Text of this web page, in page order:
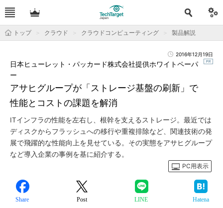
トップ クラウド クラウドコンピューティング 製品解説
2016年12月19日
アサヒグループが「ストレージ基盤の刷新」で
性能とコストの課題を解消
日本ヒューレット・パッカード株式会社提供ホワイトペーパ
ー
ITインフラの性能を左右し、根幹を支えるストレージ。最近では
ディスクからフラッシュへの移行や重複排除など、関連技術の発
展で飛躍的な性能向上を見せている。その実態をアサヒグループ
など導入企業の事例を基に紹介する。
PC用表示
Share Post LINE Hatena